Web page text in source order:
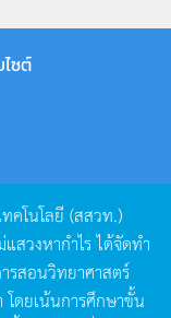
ซต์
คโนโลยี (สสวท.)
สวงหากำไรได้จัดทำ
รสอนวิทยาศาสตร์
โดยเน้นการศึกษาขั้น